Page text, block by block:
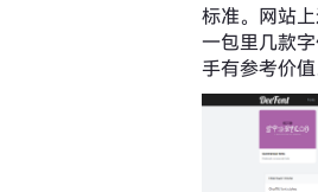
标准。网站
一包里几款
手有参考价